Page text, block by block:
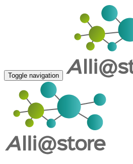
Toggle navigation